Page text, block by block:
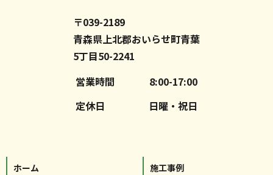
〒039-2189
青森県上北郡おいらせ町青葉
5丁目50-2241
営業時間
8:00-17:00
定休日
日曜・祝日
ホーム
施工事例